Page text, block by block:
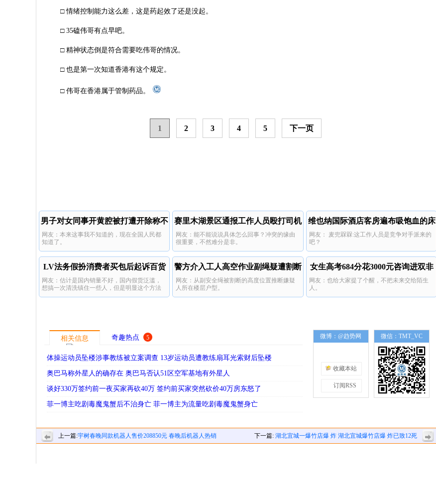
□ 情绪控制能力这么差，这是药起效了还是没起。
□ 35磕伟哥有点早吧。
□ 精神状态倒是符合需要吃伟哥的情况。
□ 也是第一次知道香港有这个规定。
□ 伟哥在香港属于管制药品。
1 2 3 4 5 下一页
男子对女同事开黄腔被打遭开除称不
网友：本来这事我不知道的，现在全国人民都
知道了。
赛里木湖景区通报工作人员殴打司机
网友：能不能说说具体怎么回事？冲突的缘由
很重要，不然难分是非。
维也纳国际酒店客房遍布吸饱血的床
网友： 麦兜槑槑:这工作人员是竞争对手派来的
吧？
LV法务假扮消费者买包后起诉百货
店
网友：估计是国内销量不好，国内假货泛滥，
想搞一次清洗镇住一些人，但是明显这个方法
不好，惹人反感。
警方介入工人高空作业副绳疑遭割断
网友：从副安全绳被割断的高度位置推断嫌疑
人所在楼层户型。
女生高考684分花3000元咨询进双非
网友：也给大家提了个醒，不把未来交给陌生
人。
相关信息 奇趣热点 5
体操运动员坠楼涉事教练被立案调查 13岁运动员遭教练扇耳光索财后坠楼
奥巴马称外星人的确存在 奥巴马否认51区空军基地有外星人
谈好330万签约前一夜买家再砍40万 签约前买家突然砍价40万房东怒了
菲一博主吃剧毒魔鬼蟹后不治身亡 菲一博主为流量吃剧毒魔鬼蟹身亡
微博：@趋势网
收藏本站
订阅RSS
微信：TMT_VC
上一篇:宇树春晚同款机器人售价208850元 春晚后机器人热销 下一篇: 湖北宜城一爆竹店爆 炸 湖北宜城爆竹店爆 炸已致12死